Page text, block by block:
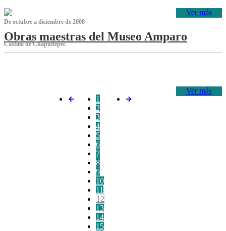
Ver más
De octubre a diciembre de 2008
Obras maestras del Museo Amparo
Castillo de Chapultepec
Ver más
1
2
3
4
5
6
7
8
9
10
11
12
13
14
15